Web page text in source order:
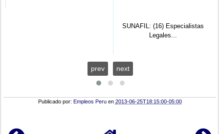
SUNAFIL: (16) Especialistas
Legales...
prev next
Publicado por: Empleos Peru en 2013-06-25T18:15:00-05:00